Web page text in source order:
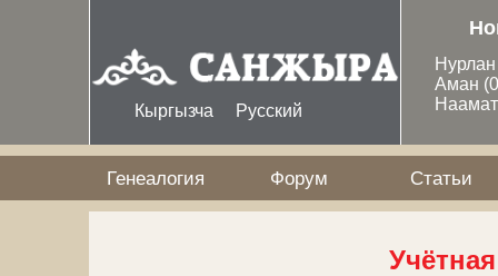
Кыргызча Русский
Аман
Генеалогия Форум Статьи